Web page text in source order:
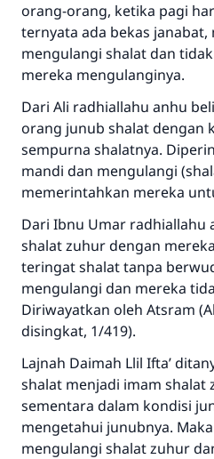
orang-orang, ketika pagi
ternyata ada bekas janabat,
mengulangi shalat dan
mereka mengulanginya.
Dari Ali radhiallahu anhu
orang junub shalat dengan
sempurna shalatnya.
mandi dan mengulangi
memerintahkan mereka
Dari Ibnu Umar radhiallahu
shalat zuhur dengan
teringat shalat tanpa
mengulangi dan mereka
Diriwayatkan oleh Atsram
disingkat, 1/419).
Lajnah Daimah Llil Ifta’
shalat menjadi imam shalat
sementara dalam kondisi
mengetahui junubnya.
mengulangi shalat zuhur
Jawaban
Bantu kami dalam
"Siapa yang
meka dia akan
sama dengan orang